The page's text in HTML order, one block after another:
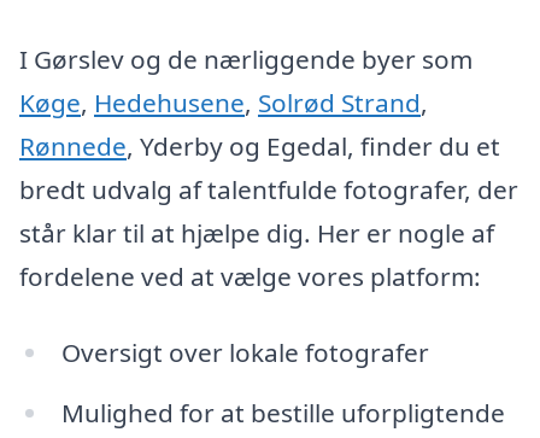
I Gørslev og de nærliggende byer som
Køge, Hedehusene, Solrød Strand,
Rønnede, Yderby og Egedal, finder du et
bredt udvalg af talentfulde fotografer, der
står klar til at hjælpe dig. Her er nogle af
fordelene ved at vælge vores platform:
Oversigt over lokale fotografer
Mulighed for at bestille uforpligtende